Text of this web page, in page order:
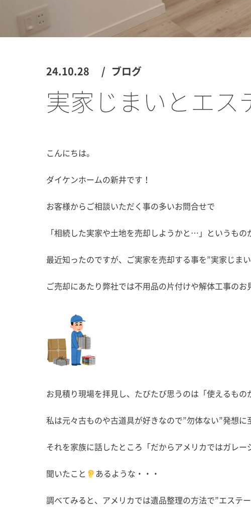
24.10.28 ブログ
実家じまいとエス
こんにちは。
ダイケンホームの新井です！
お客様からご相談いただく事の多いお問合せで
「相続した実家や土地を売却しようかと…」というもの
最近知ったのですが、ご実家を売却する事を”実家じまい
ご売却にあたり弊社では不用品の片付けや解体工事のお
お見積り現場を拝見し、たびたび思うのは「使えるもの
私は元々古ものや古道具が好きなので”勿体ない”発想
それを家族に話したところ「だからアメリカではガレー
聞いたこと あるような・・・
調べてみると、アメリカでは遺品整理の方法で”エステ